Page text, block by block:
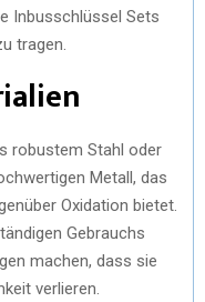
Inbusschlüssel Sets
tragen.
robustem Stahl oder
Metall, das
Oxidation bietet.
Gebrauchs
machen, dass sie
verlieren.